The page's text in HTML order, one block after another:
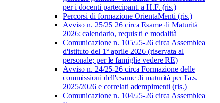
per i docenti partecipanti a H.F. (ris.)
Percorsi di formazione OrientaMenti (ris.)
Avviso n. 25/25-26 circa Esame di Maturità
2026: calendario, requisiti e modalità
Comunicazione n. 105/25-26 circa Assemblea
d'istituto del 1° aprile 2026 (riservata al
personale; per le famiglie vedere RE)
Avviso n. 24/25-26 circa Formazione delle
commissioni dell'esame di maturità per l'a.s.
2025/2026 e correlati adempimenti (ris.)
Comunicazione n. 104/25-26 circa Assemblea